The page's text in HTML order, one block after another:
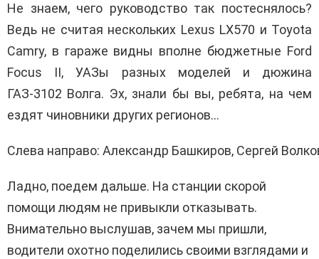
Не знаем, чего руководство так постеснялось?
Ведь не считая нескольких Lexus LX570 и Toyota
Camry, в гараже видны вполне бюджетные Ford
Focus II, УАЗы разных моделей и дюжина
ГАЗ-3102 Волга. Эх, знали бы вы, ребята, на чем
ездят чиновники других регионов…
Слева направо: Александр Башкиров, Сергей
Ладно, поедем дальше. На станции скорой
помощи людям не привыкли отказывать.
Внимательно выслушав, зачем мы пришли,
водители охотно поделились своими взглядами и